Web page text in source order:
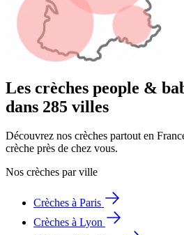
Les crèches people &
dans 285 villes
Découvrez nos crèches partout en
crèche près de chez vous.
Nos crèches par ville
Crèches à Paris
Crèches à Lyon